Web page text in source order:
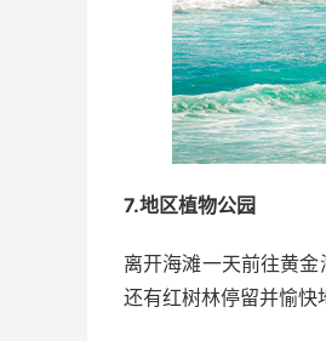
7.地区植物公园
离开海滩一天前往黄
还有红树林停留并愉快